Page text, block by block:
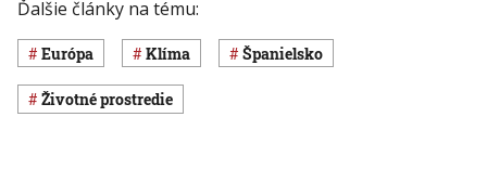
Ďalšie články na tému:
Európa klíma Španielsko
Životné prostredie